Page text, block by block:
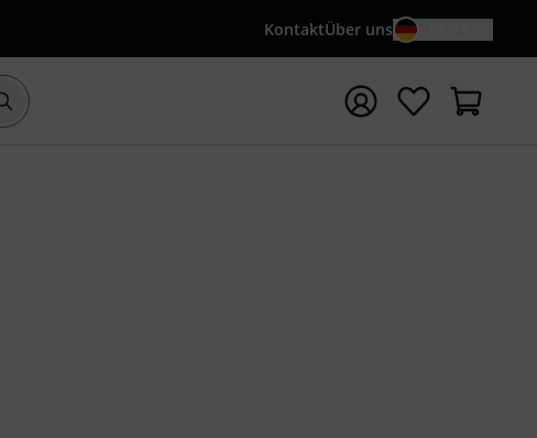
KontaktÜber uns
Suche mit Suchwort {searchTerm} starten